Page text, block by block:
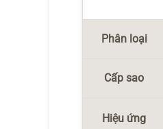
Phân loại
Cấp sao
Hiệu ứng